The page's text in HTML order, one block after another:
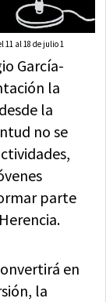
al 18 de julio 1
García-
la
la
no se
parte
en
la